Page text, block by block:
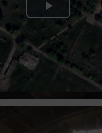
Play
Video